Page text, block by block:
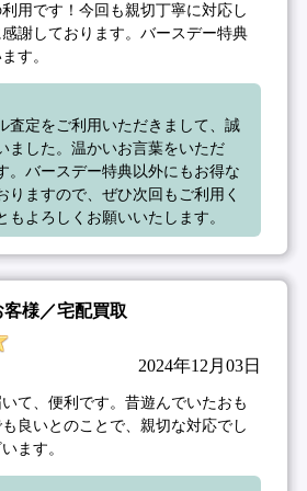
用です！今回も親切丁寧に対応し
謝しております。バースデー特典
す。
査定をご利用いただきまして、誠
ました。温かいお言葉をいただ
。バースデー特典以外にもお得な
りますので、ぜひ次回もご利用く
もよろしくお願いいたします。
様／宅配買取
2024年12月03日
て、便利です。昔遊んでいたおも
良いとのことで、親切な対応でし
ます。